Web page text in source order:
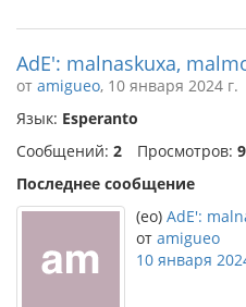
AdE': malnaskuxa,
от amigueo, 10 января 2024 г.
Язык: Esperanto
Сообщений: 2 Просмотров:
Последнее сообщение
(eo) AdE':
от amigueo
10 января